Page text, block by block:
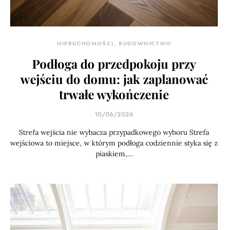
NIERUCHOMOŚCI, BUDOWNICTWO
Podłoga do przedpokoju przy
wejściu do domu: jak zaplanować
trwałe wykończenie
10/06/2026
Strefa wejścia nie wybacza przypadkowego wyboru Strefa
wejściowa to miejsce, w którym podłoga codziennie styka się z
piaskiem,…